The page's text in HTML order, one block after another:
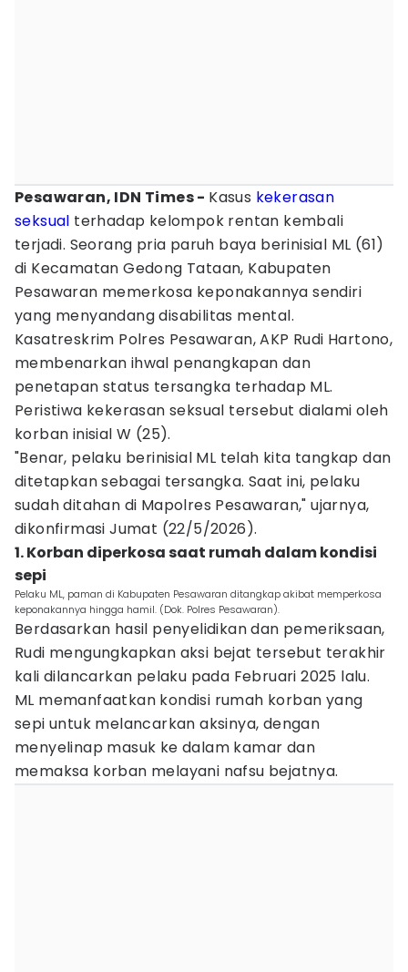
Pesawaran, IDN Times - Kasus kekerasan
seksual terhadap kelompok rentan kembali
terjadi. Seorang pria paruh baya berinisial ML (61)
di Kecamatan Gedong Tataan, Kabupaten
Pesawaran memerkosa keponakannya sendiri
yang menyandang disabilitas mental.
Kasatreskrim Polres Pesawaran, AKP Rudi Hartono,
membenarkan ihwal penangkapan dan
penetapan status tersangka terhadap ML.
Peristiwa kekerasan seksual tersebut dialami oleh
korban inisial W (25).
"Benar, pelaku berinisial ML telah kita tangkap dan
ditetapkan sebagai tersangka. Saat ini, pelaku
sudah ditahan di Mapolres Pesawaran," ujarnya,
dikonfirmasi Jumat (22/5/2026).
1. Korban diperkosa saat rumah dalam kondisi
sepi
Pelaku ML, paman di Kabupaten Pesawaran ditangkap akibat memperkosa
keponakannya hingga hamil. (Dok. Polres Pesawaran).
Berdasarkan hasil penyelidikan dan pemeriksaan,
Rudi mengungkapkan aksi bejat tersebut terakhir
kali dilancarkan pelaku pada Februari 2025 lalu.
ML memanfaatkan kondisi rumah korban yang
sepi untuk melancarkan aksinya, dengan
menyelinap masuk ke dalam kamar dan
memaksa korban melayani nafsu bejatnya.